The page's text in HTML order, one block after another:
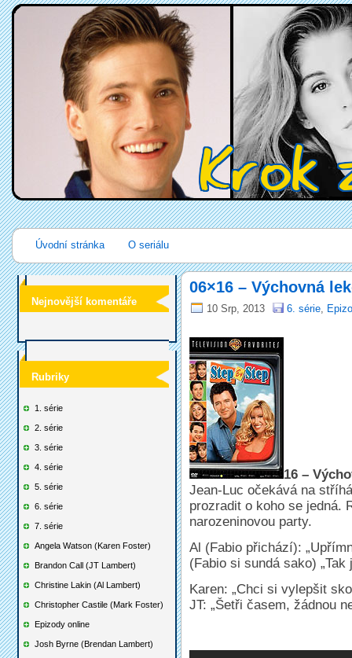
Úvodní stránka O seriálu
Nejnovější komentáře
Rubriky
1. série
2. série
3. série
4. série
5. série
6. série
7. série
Angela Watson (Karen Foster)
Brandon Call (JT Lambert)
Christine Lakin (Al Lambert)
Christopher Castile (Mark Foster)
Epizody online
Josh Byrne (Brendan Lambert)
06×16 – Výchovná
10 Srp, 2013 6. série,
16 –
Jean-Luc očekává na
prozradit o koho se jedná.
narozeninovou party.
Al (Fabio přichází):
(Fabio si sundá sako)
Karen: „Chci si vylepšit
JT: „Šetři časem, žádnou